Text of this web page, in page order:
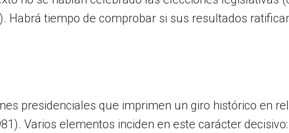
Habrá tiempo de comprobar si sus resultados
presidenciales que imprimen un giro histórico en
Varios elementos inciden en este carácter